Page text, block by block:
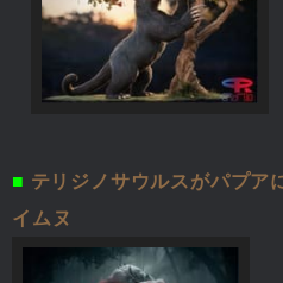
■ テリジノサウルスがパプア
イムヌ